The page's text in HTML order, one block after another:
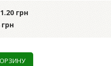
грн
грн